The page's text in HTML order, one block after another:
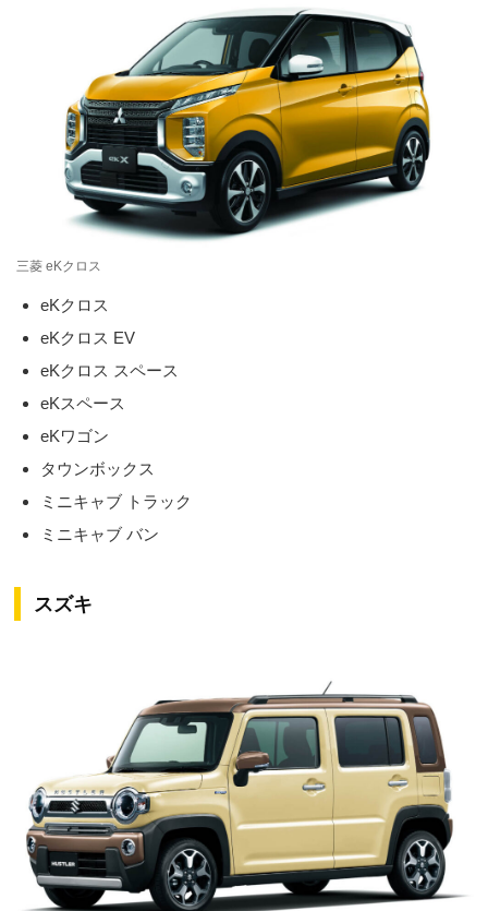
三菱 eKクロス
eKクロス
eKクロス EV
eKクロス スペース
eKスペース
eKワゴン
タウンボックス
ミニキャブ トラック
ミニキャブ バン
スズキ